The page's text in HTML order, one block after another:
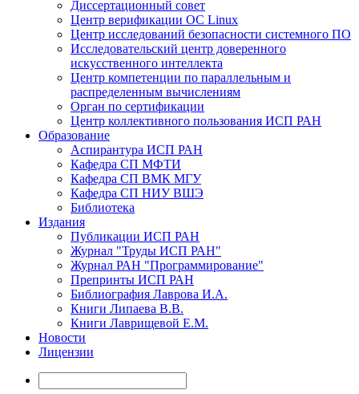
Диссертационный совет
Центр верификации ОС Linux
Центр исследований безопасности системного ПО
Исследовательский центр доверенного
искусственного интеллекта
Центр компетенции по параллельным и
распределенным вычислениям
Орган по сертификации
Центр коллективного пользования ИСП РАН
Образование
Аспирантура ИСП РАН
Кафедра СП МФТИ
Кафедра СП ВМК МГУ
Кафедра СП НИУ ВШЭ
Библиотека
Издания
Публикации ИСП РАН
Журнал "Труды ИСП РАН"
Журнал РАН "Программирование"
Препринты ИСП РАН
Библиография Лаврова И.А.
Книги Липаева В.В.
Книги Лаврищевой Е.М.
Новости
Лицензии